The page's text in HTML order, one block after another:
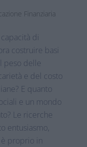
Finanziaria
di
costruire basi
peso delle
e del costo
E quanto
e un mondo
Le ricerche
entusiasmo,
è proprio in